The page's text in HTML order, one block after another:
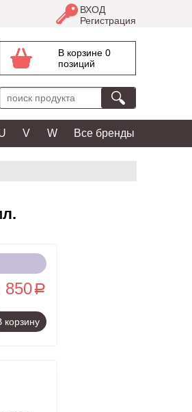
ВХОД
Регистрация
В корзине 0
позиций
V W Все бренды
850a
корзину